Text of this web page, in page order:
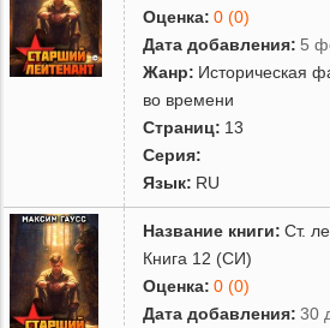
Оценка: 0 (0)
Дата добавления: 5
Жанр: Историческая
во времени
Страниц: 13
Серия:
Язык: RU
Название книги: Ст.
Книга 12 (СИ)
Оценка: 0 (0)
Дата добавления: 30